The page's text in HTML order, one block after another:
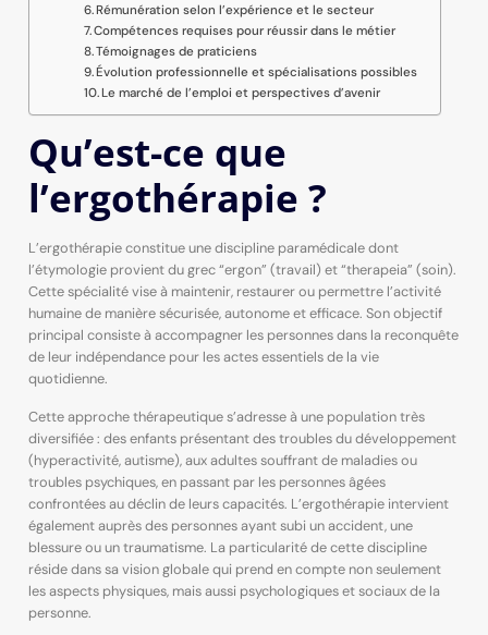
Rémunération selon l’expérience et le secteur
Compétences requises pour réussir dans le métier
Témoignages de praticiens
Évolution professionnelle et spécialisations possibles
Le marché de l’emploi et perspectives d’avenir
Qu’est-ce que
l’ergothérapie ?
L’ergothérapie constitue une discipline paramédicale dont
l’étymologie provient du grec “ergon” (travail) et “therapeia” (soin).
Cette spécialité vise à maintenir, restaurer ou permettre l’activité
humaine de manière sécurisée, autonome et efficace. Son objectif
principal consiste à accompagner les personnes dans la reconquête
de leur indépendance pour les actes essentiels de la vie
quotidienne.
Cette approche thérapeutique s’adresse à une population très
diversifiée : des enfants présentant des troubles du développement
(hyperactivité, autisme), aux adultes souffrant de maladies ou
troubles psychiques, en passant par les personnes âgées
confrontées au déclin de leurs capacités. L’ergothérapie intervient
également auprès des personnes ayant subi un accident, une
blessure ou un traumatisme. La particularité de cette discipline
réside dans sa vision globale qui prend en compte non seulement
les aspects physiques, mais aussi psychologiques et sociaux de la
personne.